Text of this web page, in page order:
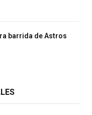
barrida de Astros